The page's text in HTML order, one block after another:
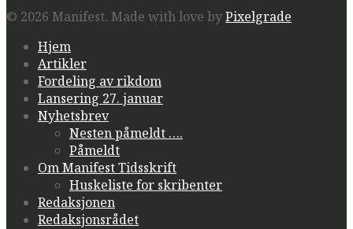
© 2026 Manifest. Made with love byPixelgrade
Hjem
Artikler
Fordeling av rikdom
Lansering 27. januar
Nyhetsbrev
Nesten påmeldt ….
Påmeldt
Om Manifest Tidsskrift
Huskeliste for skribenter
Redaksjonen
Redaksjonsrådet